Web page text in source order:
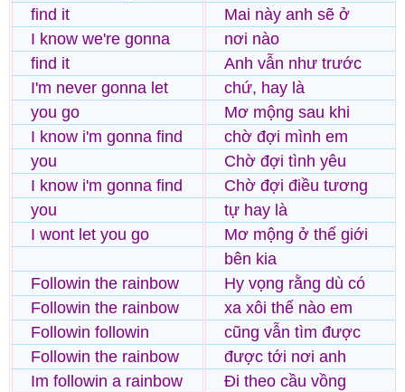
find it
I know we're gonna
find it
I'm never gonna let
you go
I know i'm gonna find
you
I know i'm gonna find
you
I wont let you go
Followin the rainbow
Followin the rainbow
Followin followin
Followin the rainbow
Im followin a rainbow
Mai này anh sẽ ở
nơi nào
Anh vẫn như trước
chứ, hay là
Mơ mộng sau khi
chờ đợi mình em
Chờ đợi tình yêu
Chờ đợi điều tương
tự hay là
Mơ mộng ở thế giới
bên kia
Hy vọng rằng dù có
xa xôi thế nào em
cũng vẫn tìm được
được tới nơi anh
Đi theo cầu vồng